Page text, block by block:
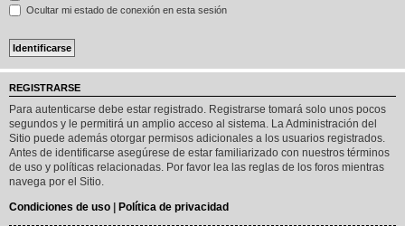
Ocultar mi estado de conexión en esta sesión
REGISTRARSE
Para autenticarse debe estar registrado. Registrarse tomará solo unos pocos
segundos y le permitirá un amplio acceso al sistema. La Administración del
Sitio puede además otorgar permisos adicionales a los usuarios registrados.
Antes de identificarse asegúrese de estar familiarizado con nuestros términos
de uso y políticas relacionadas. Por favor lea las reglas de los foros mientras
navega por el Sitio.
Condiciones de uso | Política de privacidad